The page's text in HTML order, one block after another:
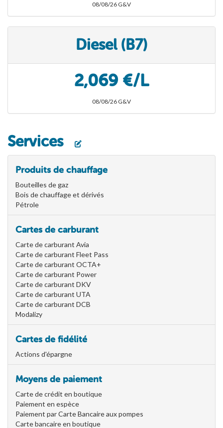
08/08/26 G&V
Diesel (B7)
2,069 €/L
08/08/26 G&V
Services
Produits de chauffage
Bouteilles de gaz
Bois de chauffage et dérivés
Pétrole
Cartes de carburant
Carte de carburant Avia
Carte de carburant Fleet Pass
Carte de carburant OCTA+
Carte de carburant Power
Carte de carburant DKV
Carte de carburant UTA
Carte de carburant DCB
Modalizy
Cartes de fidélité
Actions d'épargne
Moyens de paiement
Carte de crédit en boutique
Paiement en espèce
Paiement par Carte Bancaire aux pompes
Carte bancaire en boutique